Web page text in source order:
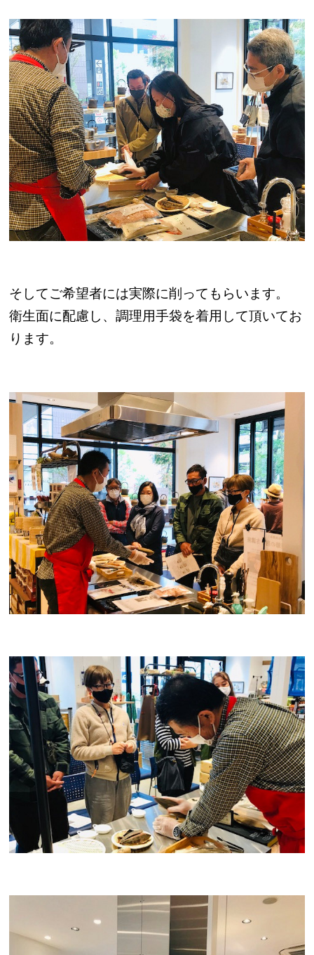
そしてご希望者には実際に削ってもらいます。
衛生面に配慮し、調理用手袋を着用して頂いてお
ります。